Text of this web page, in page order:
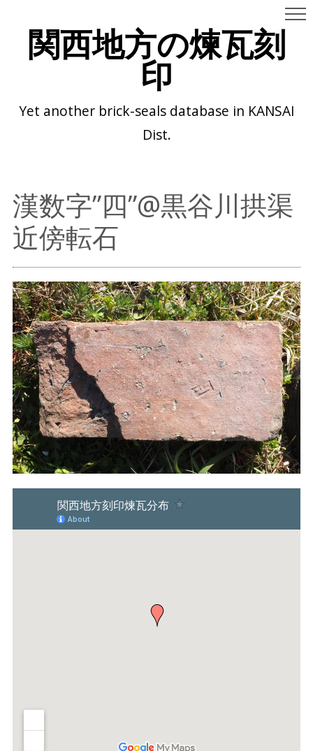
関西地方の煉瓦刻
印
Yet another brick-seals database in KANSAI
Dist.
漢数字”四”@黒谷川拱渠
近傍転石